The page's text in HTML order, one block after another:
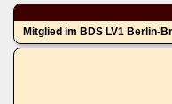
Mitglied im BDS LV1 Berlin-